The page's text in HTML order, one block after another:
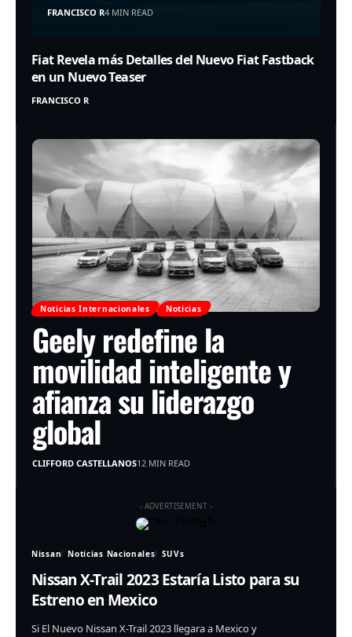
FRANCISCO R4 MIN READ
Fiat Revela más Detalles del Nuevo Fiat Fastback
en un Nuevo Teaser
FRANCISCO R
Noticias Internacionales Noticias
Geely redefine la
movilidad inteligente y
afianza su liderazgo
global
CLIFFORD CASTELLANOS12 MIN READ
- ADVERTISEMENT -
Nissan Noticias Nacionales SUVs
Nissan X-Trail 2023 Estaría Listo para su
Estreno en Mexico
Si El Nuevo Nissan X-Trail 2023 llegara a Mexico y